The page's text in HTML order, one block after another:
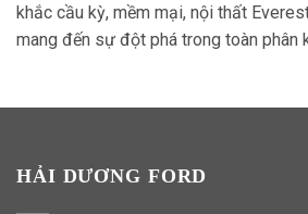
khắc cầu kỳ, mềm mại, nội thất
mang đến sự đột phá trong toàn phân
HẢI DƯƠNG FORD